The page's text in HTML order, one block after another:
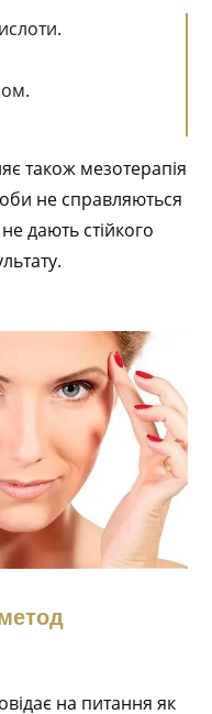
також мезотерапія
не справляються
дають стійкого
на питання як